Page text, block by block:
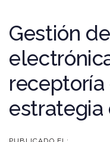
Gestión
estrategia
Post
navigation